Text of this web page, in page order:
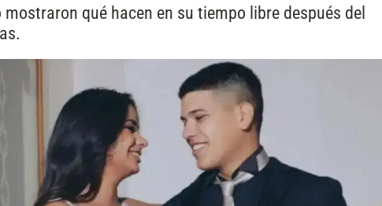
mostraron qué hacen en su tiempo libre después del